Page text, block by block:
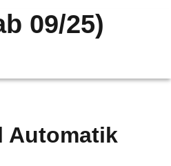
09/25)
Automatik